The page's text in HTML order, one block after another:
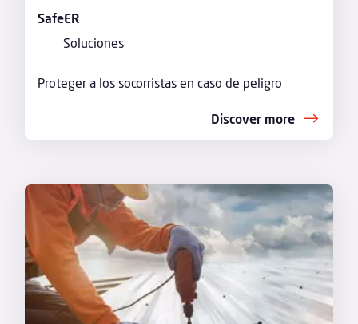
SafeER
Soluciones
Proteger a los socorristas en caso de peligro
Discover more